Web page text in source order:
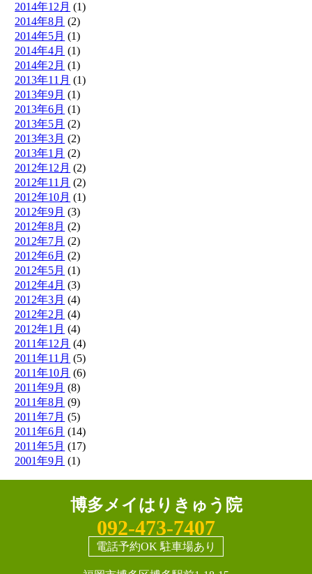
2014年12月 (1)
2014年8月 (2)
2014年5月 (1)
2014年4月 (1)
2014年2月 (1)
2013年11月 (1)
2013年9月 (1)
2013年6月 (1)
2013年5月 (2)
2013年3月 (2)
2013年1月 (2)
2012年12月 (2)
2012年11月 (2)
2012年10月 (1)
2012年9月 (3)
2012年8月 (2)
2012年7月 (2)
2012年6月 (2)
2012年5月 (1)
2012年4月 (3)
2012年3月 (4)
2012年2月 (4)
2012年1月 (4)
2011年12月 (4)
2011年11月 (5)
2011年10月 (6)
2011年9月 (8)
2011年8月 (9)
2011年7月 (5)
2011年6月 (14)
2011年5月 (17)
2001年9月 (1)
博多メイはりきゅう院
092-473-7407
電話予約OK 駐車場あり